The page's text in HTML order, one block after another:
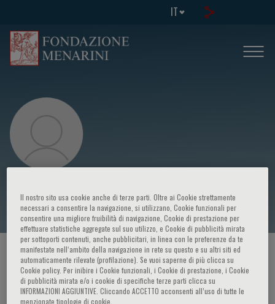
IT
Carlo Cosimo Quattrocchi
HOME PAGE / CORSI ED EVENTI / RELATORE
Il nostro sito usa cookie anche di terze parti. Oltre ai Cookie strettamente
necessari a consentire la navigazione, si utilizzano, Cookie funzionali per
consentire una migliore fruibilità di navigazione, Cookie di prestazione per
effettuare statistiche aggregate sul suo utilizzo, e Cookie di pubblicità mirata
per sottoporti contenuti, anche pubblicitari, in linea con le preferenze da te
manifestate nell‘ambito della navigazione in rete su questo e su altri siti ed
automaticamente rilevate (profilazione). Se vuoi saperne di più clicca su
Cookie policy. Per inibire i Cookie funzionali, i Cookie di prestazione, i Cookie
di pubblicità mirata e/o i cookie di specifiche terze parti clicca su
INFORMAZIONI AGGIUNTIVE. Cliccando ACCETTO acconsenti all’uso di tutte le
menzionate tipologie di cookie.